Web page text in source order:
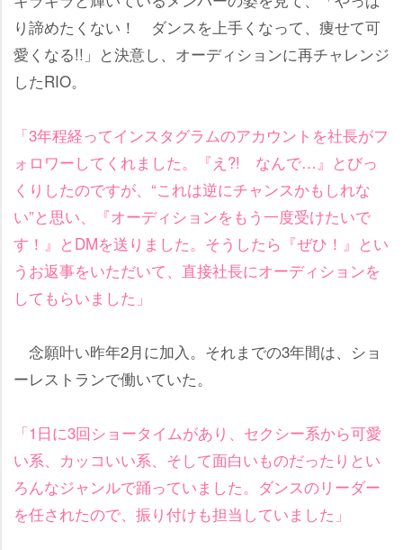
り諦めたくない！ ダンスを上手くなって、痩せて可
愛くなる!!」と決意し、オーディションに再チャレンジ
したRIO。
「3年程経ってインスタグラムのアカウントを社長がフ
ォロワーしてくれました。『え?! なんで…』とびっ
くりしたのですが、“これは逆にチャンスかもしれな
い”と思い、『オーディションをもう一度受けたいで
す！』とDMを送りました。そうしたら『ぜひ！』とい
うお返事をいただいて、直接社長にオーディションを
してもらいました」
念願叶い昨年2月に加入。それまでの3年間は、ショ
ーレストランで働いていた。
「1日に3回ショータイムがあり、セクシー系から可愛
い系、カッコいい系、そして面白いものだったりとい
ろんなジャンルで踊っていました。ダンスのリーダー
を任されたので、振り付けも担当していました」